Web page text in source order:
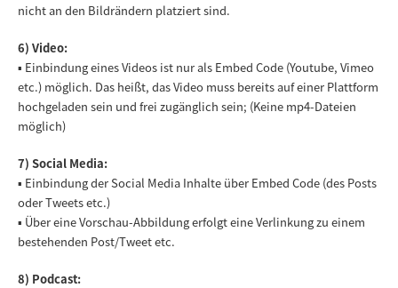
nicht an den Bildrändern platziert sind.
6) Video:
▪ Einbindung eines Videos ist nur als Embed Code (Youtube, Vimeo
etc.) möglich. Das heißt, das Video muss bereits auf einer Plattform
hochgeladen sein und frei zugänglich sein; (Keine mp4-Dateien
möglich)
7) Social Media:
▪ Einbindung der Social Media Inhalte über Embed Code (des Posts
oder Tweets etc.)
▪ Über eine Vorschau-Abbildung erfolgt eine Verlinkung zu einem
bestehenden Post/Tweet etc.
8) Podcast: